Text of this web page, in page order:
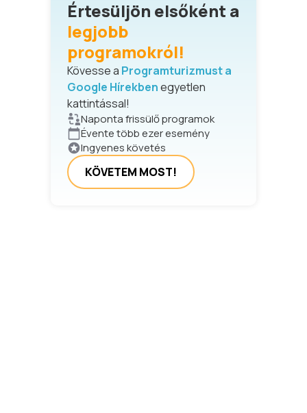
Értesüljön elsőként a
legjobb
programokról!
Kövesse a Programturizmust a
Google Hírekbenegyetlen
kattintással!
Naponta frissülő programok
Évente több ezer esemény
Ingyenes követés
KÖVETEM MOST!